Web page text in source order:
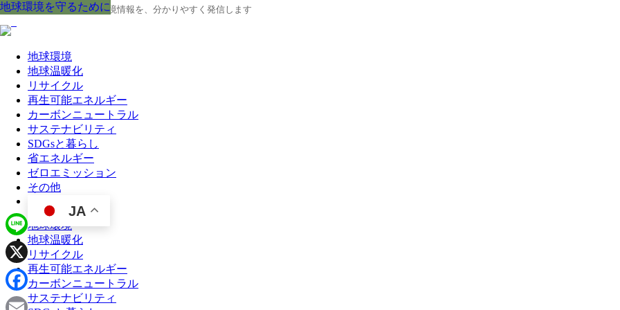
地球の今と未来に役立つ環境情報を、分かりやすく発信します
地球環境
地球温暖化
リサイクル
再生可能エネルギー
カーボンニュートラル
サステナビリティ
SDGsと暮らし
省エネルギー
ゼロエミッション
その他
JA
地球環境
地球温暖化
リサイクル
再生可能エネルギー
カーボンニュートラル
サステナビリティ
地球環境を守るために
地球環境を守るために
地球環境を守るために
地球環境を守るために
地球環境を守るために
地球環境を守るために
地球環境を守るために
地球環境を守るために
地球環境を守るために
Line
X
Facebook